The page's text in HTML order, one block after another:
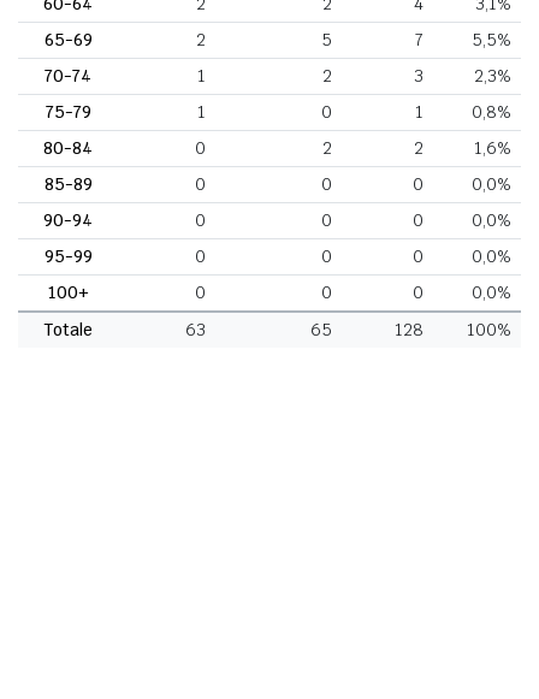
65-69
2 5 7
5,5%
70-74
1 2 3
2,3%
75-79
1 0 1
0,8%
80-84
0 2 2
1,6%
85-89
0 0 0
0,0%
90-94
0 0 0
0,0%
95-99
0 0 0
0,0%
100+
0 0 0
0,0%
Totale
63 65 128 100%